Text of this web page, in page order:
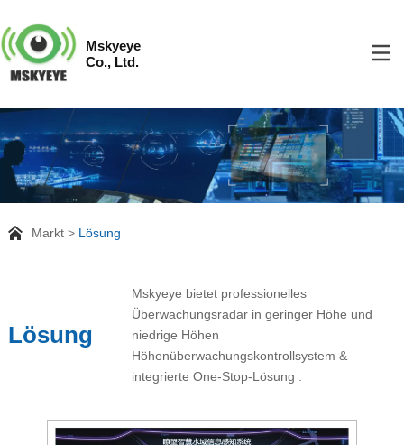
Mskyeye
Co., Ltd.
Markt Lösung
Lösung
Mskyeye bietet professionelles
Überwachungsradar in geringer Höhe und
niedrige Höhen
Höhenüberwachungskontrollsystem &
integrierte One-Stop-Lösung .